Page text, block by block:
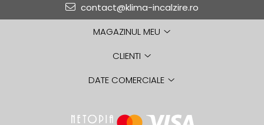
contact@klima-incalzire.ro
MAGAZINUL MEU
CLIENTI
DATE COMERCIALE